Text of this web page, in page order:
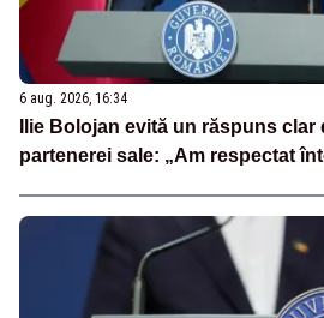
6 aug. 2026, 16:34
Ilie Bolojan evită un răspuns clar
partenerei sale: „Am respectat